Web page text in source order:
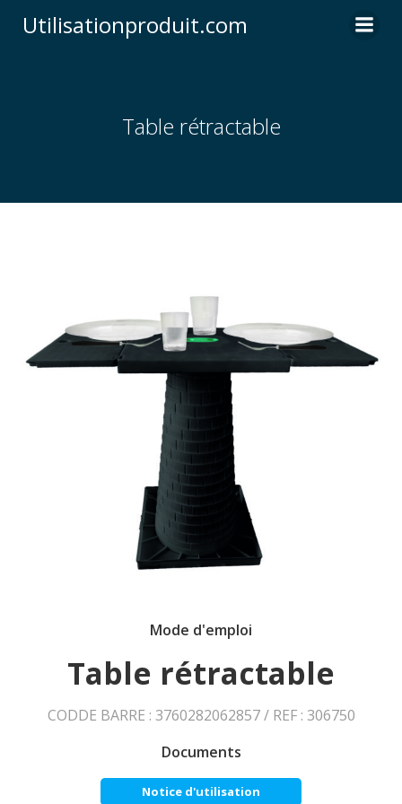
to
Utilisationproduit.com
Table rétractable
Mode d'emploi
Table rétractable
CODDE BARRE : 3760282062857 / REF : 306750
Documents
Notice d'utilisation